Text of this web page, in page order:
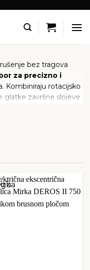
bez tragova
za precizno i
Kombiniraju rotacijsko
glatke završne slojeve